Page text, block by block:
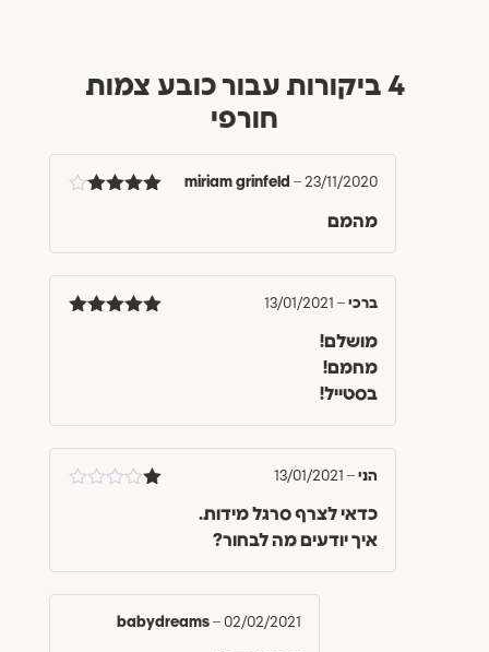
4 ביקורות עבור
כובע צמות
חורפי
miriam grinfeld– 23/11/2020
מהמם
ברכי –
13/01/2021
מושלם!
מחמם!
בסטייל!
הני –
13/01/2021
כדאי לצרף סרגל מידות.
איך יודעים מה לבחור?
babydreams– 02/02/2021